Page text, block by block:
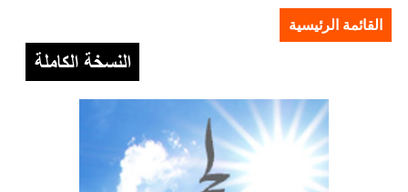
القائمة الرئيسية